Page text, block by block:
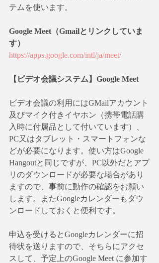
テムを使います。
Google Meet（Gmailとリンクしていま
す）
https://apps.google.com/intl/ja/meet/
【ビデオ会議システム】Google Meet
ビデオ会議の利用にはGMailアカウント
及びマイク付きイヤホン（携帯電話購
入時に付属品として付いています）、
PC又はタブレット・スマートフォンな
どが必要になります。使い方はGoogle
Hangoutと同じですが、PC以外だとアプ
リのダウンロードが必要な場合があり
ますので、事前に動作の確認をお願い
します。またGoogleカレンダーもダウ
ンロードしておくと便利です。
申込を受けるとGoogleカレンダーに招
待状を送りますので、そちらにアクセ
スして、予定上のGoogle Meet に参加す